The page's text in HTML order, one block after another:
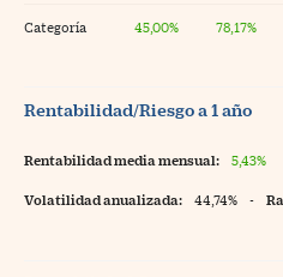
Categoría 45,00% 78,17%
Rentabilidad/Riesgo a 1 año
Rentabilidad media mensual: 5,43%
Volatilidad anualizada: 44,74% -